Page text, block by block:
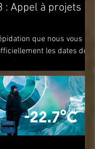
: Appel à projets
que nous vous
les dates de
édition. Nous vous
22 au 28 août...